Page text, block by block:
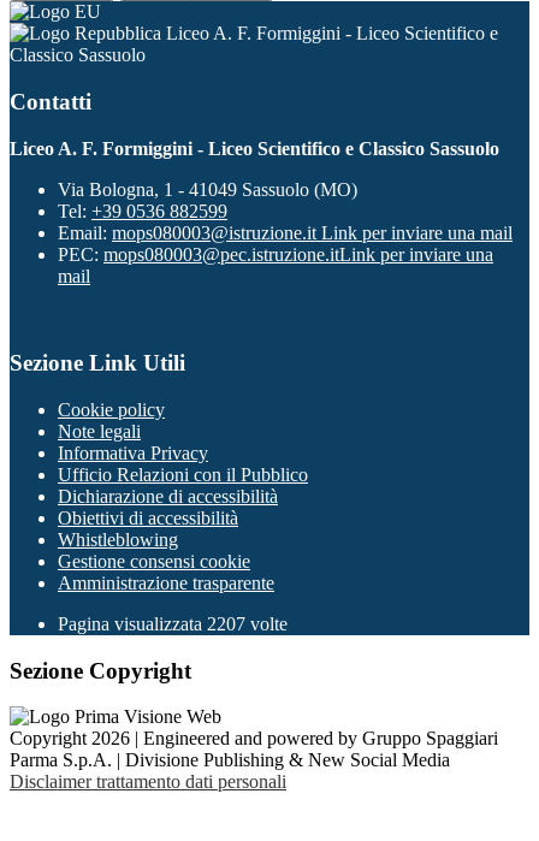
Liceo A. F. Formiggini - Liceo Scientifico e
Classico Sassuolo
Contatti
Liceo A. F. Formiggini - Liceo Scientifico e Classico Sassuolo
Via Bologna, 1 - 41049 Sassuolo (MO)
Tel: +39 0536 882599
Email: mops080003@istruzione.it Link per inviare una mail
PEC: mops080003@pec.istruzione.itLink per inviare una
mail
Sezione Link Utili
Cookie policy
Note legali
Informativa Privacy
Ufficio Relazioni con il Pubblico
Dichiarazione di accessibilità
Obiettivi di accessibilità
Whistleblowing
Gestione consensi cookie
Amministrazione trasparente
Pagina visualizzata 2207 volte
Sezione Copyright
Copyright 2026 | Engineered and powered by Gruppo Spaggiari
Parma S.p.A. | Divisione Publishing & New Social Media
Disclaimer trattamento dati personali